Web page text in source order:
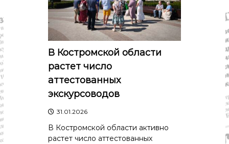
В Костромской области
растет число
аттестованных
экскурсоводов
31.01.2026
В Костромской области активно
растет число аттестованных